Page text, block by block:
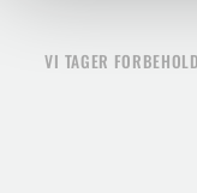
VI TAGER